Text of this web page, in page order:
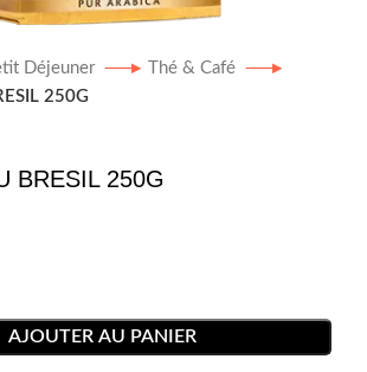
Déjeuner
Thé & Café
250G
BRESIL 250G
AJOUTER AU PANIER